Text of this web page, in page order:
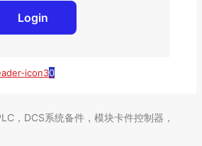
Login
0
，DCS系统备件，模块卡件控制器，